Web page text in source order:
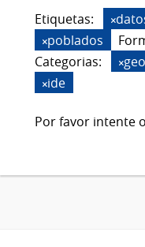
Etiquetas:
poblados
Categorias:
ide
Por favor intente